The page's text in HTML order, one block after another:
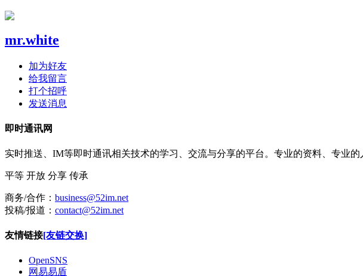
mr.white
加为好友
给我留言
打个招呼
发送消息
即时通讯网
实时推送、IM等即时通讯相关技术的学习、交流与分享的平台。专业的资料、专业
平等 开放 分享 传承
商务/合作： business@52im.net
投稿/报道： contact@52im.net
友情链接[友链交换]
OpenSNS
网易易盾